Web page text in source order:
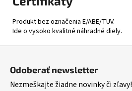
Produkt bez označenia E/ABE/TUV.
Ide o vysoko kvalitné náhradné diely.
Odoberať newsletter
Nezmeškajte žiadne novinky či zľavy!